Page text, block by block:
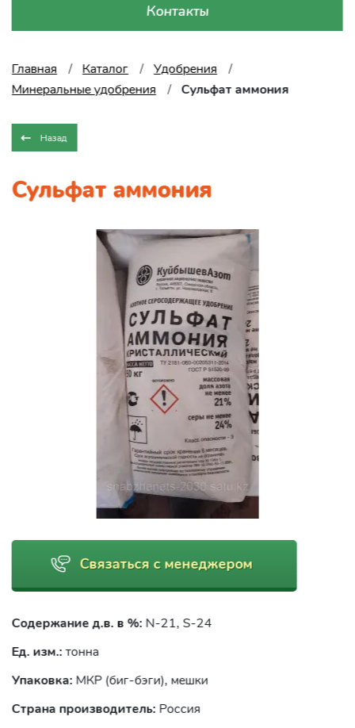
Контакты
Главная Каталог
Удобрения
Минеральные удобрения
Сульфат аммония
Назад
Сульфат аммония
Связаться с менеджером
Содержание д.в. в %: N-21, S-24
Ед. изм.:тонна
Упаковка: МКР (биг-бэги), мешки
Страна производитель: Россия